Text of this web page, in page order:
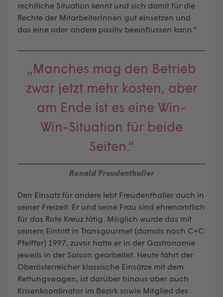
rechtliche Situation kennt und sich damit für die
Rechte der MitarbeiterInnen gut einsetzen und
das eine oder andere positiv beeinflussen kann.“
„Manches mag den Betrieb
zwar jetzt mehr kosten, aber
am Ende ist es eine Win-
Win-Situation für beide
Seiten.“
Ronald Freudenthaller
Den Einsatz für andere lebt Freudenthaller auch in
seiner Freizeit. Er und seine Frau sind ehrenamtlich
für das Rote Kreuz tätig. Möglich wurde das mit
seinem Eintritt in Transgourmet (damals noch C+C
Pfeiffer) 1997, zuvor hatte er in der Gastronomie
jeweils in der Saison gearbeitet. Heute fährt der
Oberösterreicher klassische Einsätze mit dem
Rettungswagen, ist darüber hinaus aber auch
Krisenkoordinator im Bezirk sowie Mitglied des